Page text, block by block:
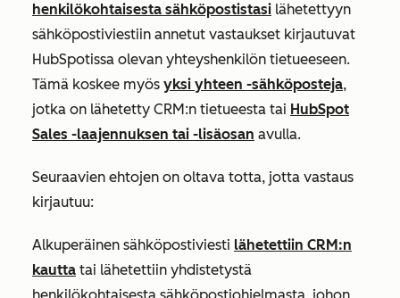
henkilökohtaisesta sähköpostistasi lähetettyyn
sähköpostiviestiin annetut vastaukset kirjautuvat
HubSpotissa olevan yhteyshenkilön tietueeseen.
Tämä koskee myös yksi yhteen -sähköposteja,
jotka on lähetetty CRM:n tietueesta tai HubSpot
Sales -laajennuksen tai -lisäosan avulla.
Seuraavien ehtojen on oltava totta, jotta vastaus
kirjautuu:
Alkuperäinen sähköpostiviesti lähetettiin CRM:n
kautta tai lähetettiin yhdistetystä